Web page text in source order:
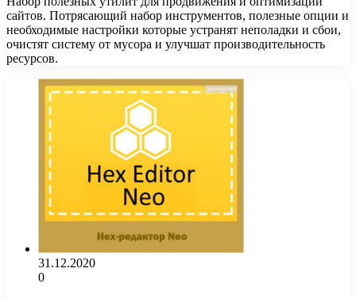
сайтов. Потрясающий набор инструментов, полезные опции и
необходимые настройки которые устранят неполадки и сбои,
очистят систему от мусора и улучшат производительность
ресурсов.
31.12.2020
0